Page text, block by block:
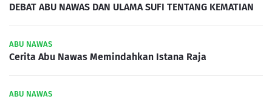
DEBAT ABU NAWAS DAN ULAMA SUFI TENTANG KEMATIAN
ABU NAWAS
Cerita Abu Nawas Memindahkan Istana Raja
ABU NAWAS